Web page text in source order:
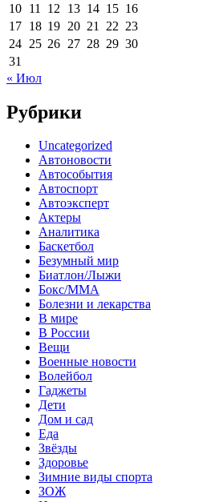
10 11 12 13 14 15 16
17 18 19 20 21 22 23
24 25 26 27 28 29 30
31
« Июл
Рубрики
Uncategorized
Автоновости
Автособытия
Автоспорт
Автоэксперт
Актеры
Аналитика
Баскетбол
Безумный мир
Биатлон/Лыжи
Бокс/MMA
Болезни и лекарства
В мире
В России
Вещи
Военные новости
Волейбол
Гаджеты
Дети
Дом и сад
Еда
Звёзды
Здоровье
Зимние виды спорта
ЗОЖ